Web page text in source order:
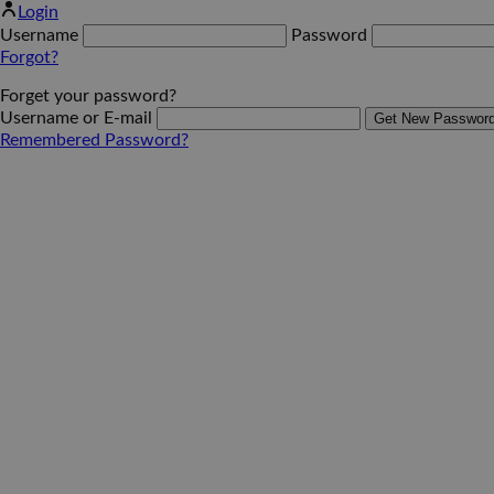
Login
Username
Password
Forgot?
Forget your password?
Username or E-mail
Remembered Password?